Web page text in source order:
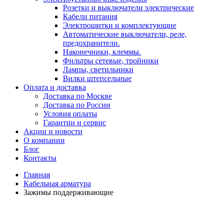
Розетки и выключатели электрические
Кабели питания
Электрощитки и комплектующие
Автоматические выключатели, реле,
предохранители.
Наконечники, клеммы.
Фильтры сетевые, тройники
Лампы, светильники
Вилки штепсельные
Оплата и доставка
Доставка по Москве
Доставка по России
Условия оплаты
Гарантии и сервис
Акции и новости
О компании
Блог
Контакты
Главная
Кабельная арматура
Зажимы поддерживающие